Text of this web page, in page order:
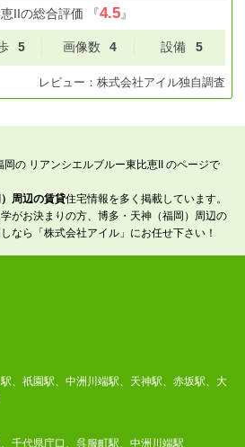
IIの総合評価 『4.5』
5 画像数 4 設備 5
レビュー： 株式会社アイル独自調査
の リアンシエルブルー東比恵II のページで
周辺の賃貸住宅情報を多く掲載しています。
がお決まりの方、博多・天神（福岡）周辺の
なら「株式会社アイル」にお任せ下さい！
、祇園駅、中洲川端駅、天神駅、赤坂駅、大
千代県庁口、呉服町駅、中洲川端駅